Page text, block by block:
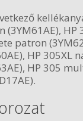
(3YM61AE), HP
patron
HP 305XL
HP 305